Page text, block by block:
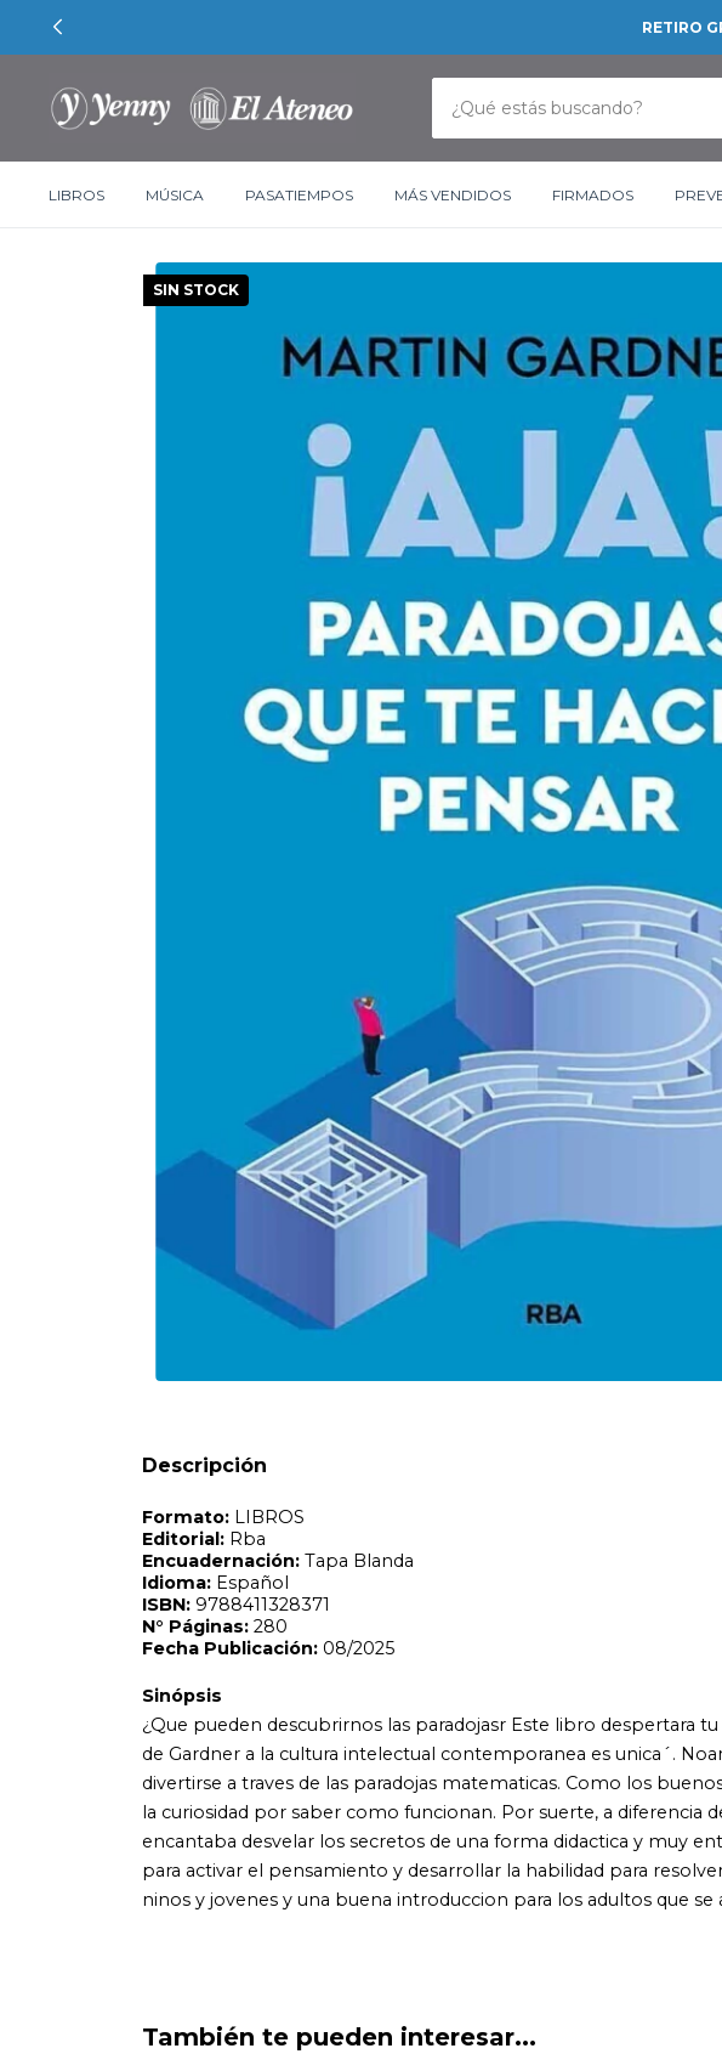
RETIRO
LIBROS MÚSICA PASATIEMPOS MÁS VENDIDOS FIRMADOS
SIN STOCK
Descripción
Formato:
Rba
Encuadernación:Tapa Blanda
Fecha Publicación:
de Gardner a la cultura intelectual contemporanea es unica´. Noam Chomsky
la curiosidad por saber como funcionan. Por suerte, a diferencia de los magos, al
encantaba desvelar los secretos de una forma didactica y muy entretenida. Un
para activar el pensamiento y desarrollar la habilidad para resolver problemas.
ninos y jovenes y una buena introduccion para los adultos que se acercan por
También te pueden interesar...